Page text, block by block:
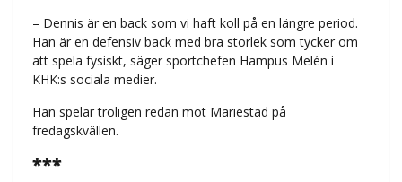
– Dennis är en back som vi haft koll på en längre period.
Han är en defensiv back med bra storlek som tycker om
att spela fysiskt, säger sportchefen Hampus Melén i
KHK:s sociala medier.
Han spelar troligen redan mot Mariestad på
fredagskvällen.
***